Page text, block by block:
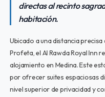
directas al recinto
habitación.
Ubicado a una distancia
Profeta, el Al Rawda Royal Inn
alojamiento en Medina. Este
por ofrecer suites espaciosas
nivel superior de privacidad y